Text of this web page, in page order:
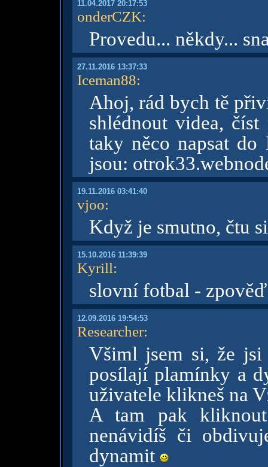
11.04.2017 20:17:53
onderCZK:
Provedu... někdy...
27.11.2016 13:37:33
Iceman88:
Ahoj, rád bych tě
shlédnout videa,
taky něco napsat
jsou:
19.11.2016 03:41:40
vjoo:
Když je smutno, čtu
15.10.2016 11:39:39
Kyrill:
slovní fotbal -
12.09.2016 19:54:53
Researcher:
Všiml jsem si, že jsi
posílají plamínky a
uživatele klikneš na
A tam pak
nenávidíš či
dynamit